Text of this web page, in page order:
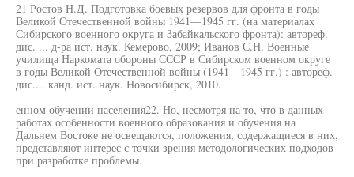
21 Ростов Н.Д. Подготовка боевых резервов для фронта в годы
Великой Отечественной войны 1941—1945 гг. (на материалах
Сибирского военного округа и Забайкальского фронта): автореф.
дис. ... д-ра ист. наук. Кемерово, 2009; Иванов С.Н. Военные
училища Наркомата обороны СССР в Сибирском военном округе
в годы Великой Отечественной войны (1941—1945 гг.) : автореф.
дис.... канд. ист. наук. Новосибирск, 2010.
енном обучении населения22. Но, несмотря на то, что в данных
работах особенности военного образования и обучения на
Дальнем Востоке не освещаются, положения, содержащиеся в них,
представляют интерес с точки зрения методологических подходов
при разработке проблемы.